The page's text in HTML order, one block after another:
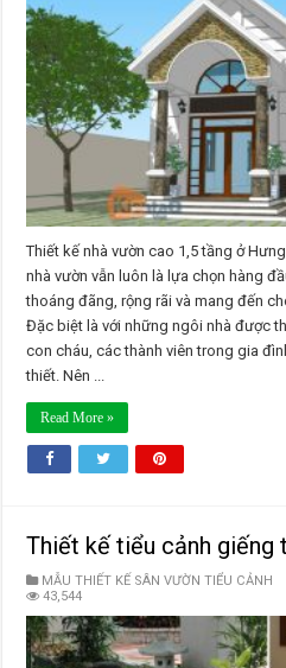
1,5
tầng
ở
Hưng
Yên
140m2
Thiết kế nhà vườn cao 1,5 tầng ở
nhà vườn vẫn luôn là lựa chọn hàng
thoáng đãng, rộng rãi và mang đến
Đặc biệt là với những ngôi nhà được
con cháu, các thành viên trong gia
thiết. Nên ...
Read More »
Thiết kế tiểu cảnh giếng
MẪU THIẾT KẾ SÂN VƯỜN TIỂU CẢNH
43,544